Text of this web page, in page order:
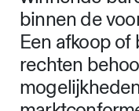
binnen de
Een afkoop
rechten